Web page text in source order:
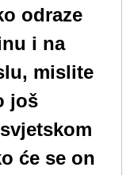
odraze
i na
mislite
još
će se on